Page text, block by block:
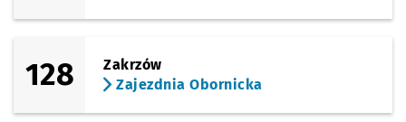
128
Zakrzów
Zajezdnia Obornicka